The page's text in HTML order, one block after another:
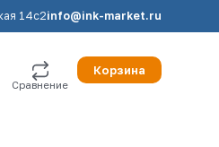
14с2info@ink-market.ru
Сравнение
Корзина